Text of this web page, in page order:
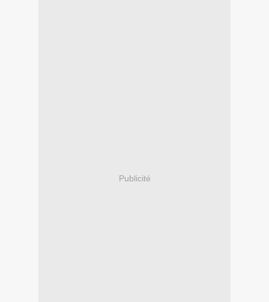
Publicité